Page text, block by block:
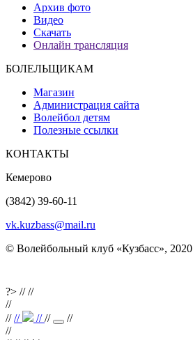
Архив фото
Видео
Скачать
Онлайн трансляция
БОЛЕЛЬЩИКАМ
Магазин
Администрация сайта
Волейбол детям
Полезные ссылки
КОНТАКТЫ
Кемерово
(3842) 39-60-11
vk.kuzbass@mail.ru
© Волейбольный клуб «Кузбасс», 2020
?> ////
//
//// ////
//
//